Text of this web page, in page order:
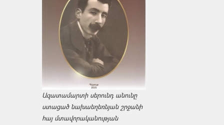
Ազատամարտի սերունդ անունը
ստացած նախաեղեռնյան շրջանի
հայ մտավորականության